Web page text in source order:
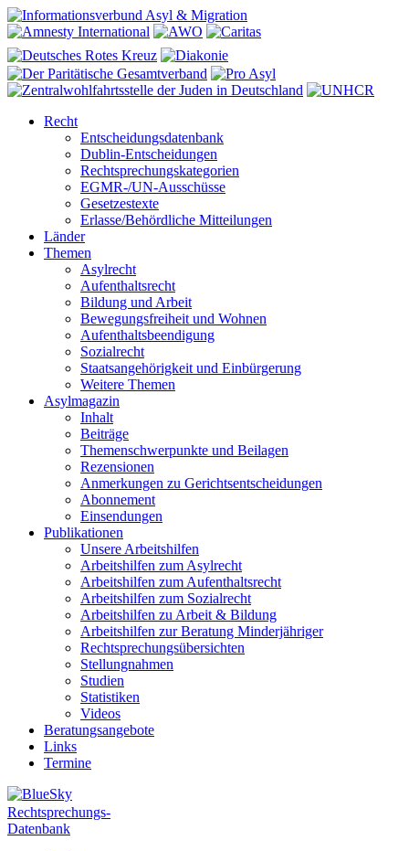
Recht
Entscheidungsdatenbank
Dublin-Entscheidungen
Rechtsprechungskategorien
EGMR-/UN-Ausschüsse
Gesetzestexte
Erlasse/Behördliche Mitteilungen
Länder
Themen
Asylrecht
Aufenthaltsrecht
Bildung und Arbeit
Bewegungsfreiheit und Wohnen
Aufenthaltsbeendigung
Sozialrecht
Staatsangehörigkeit und Einbürgerung
Weitere Themen
Asylmagazin
Inhalt
Beiträge
Themenschwerpunkte und Beilagen
Rezensionen
Anmerkungen zu Gerichtsentscheidungen
Abonnement
Einsendungen
Publikationen
Unsere Arbeitshilfen
Arbeitshilfen zum Asylrecht
Arbeitshilfen zum Aufenthaltsrecht
Arbeitshilfen zum Sozialrecht
Arbeitshilfen zu Arbeit & Bildung
Arbeitshilfen zur Beratung Minderjähriger
Rechtsprechungsübersichten
Stellungnahmen
Studien
Statistiken
Videos
Beratungsangebote
Links
Termine
Rechtsprechungs-
Datenbank